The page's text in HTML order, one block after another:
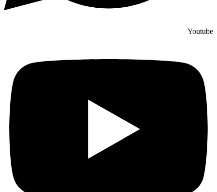
Youtube